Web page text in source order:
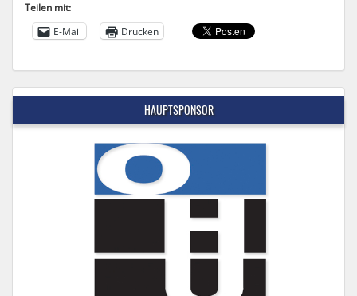
Teilen mit:
E-Mail
Drucken
HAUPTSPONSOR